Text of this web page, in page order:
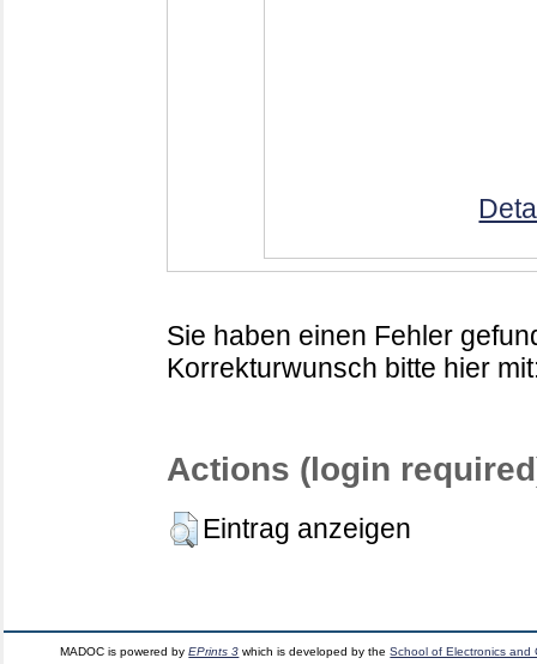
Sie haben einen Fehler
Korrekturwunsch bitte hier
Actions (login
Eintrag anzeigen
MADOC is powered byEPrints 3 which is developed by theSchool of Electronics and